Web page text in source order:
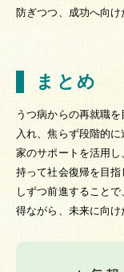
防ぎつつ、成功へ向け
まとめ
うつ病からの再就職
入れ、焦らず段階的
家のサポートを活用
持って社会復帰を目
しずつ前進すること
得ながら、未来に向け